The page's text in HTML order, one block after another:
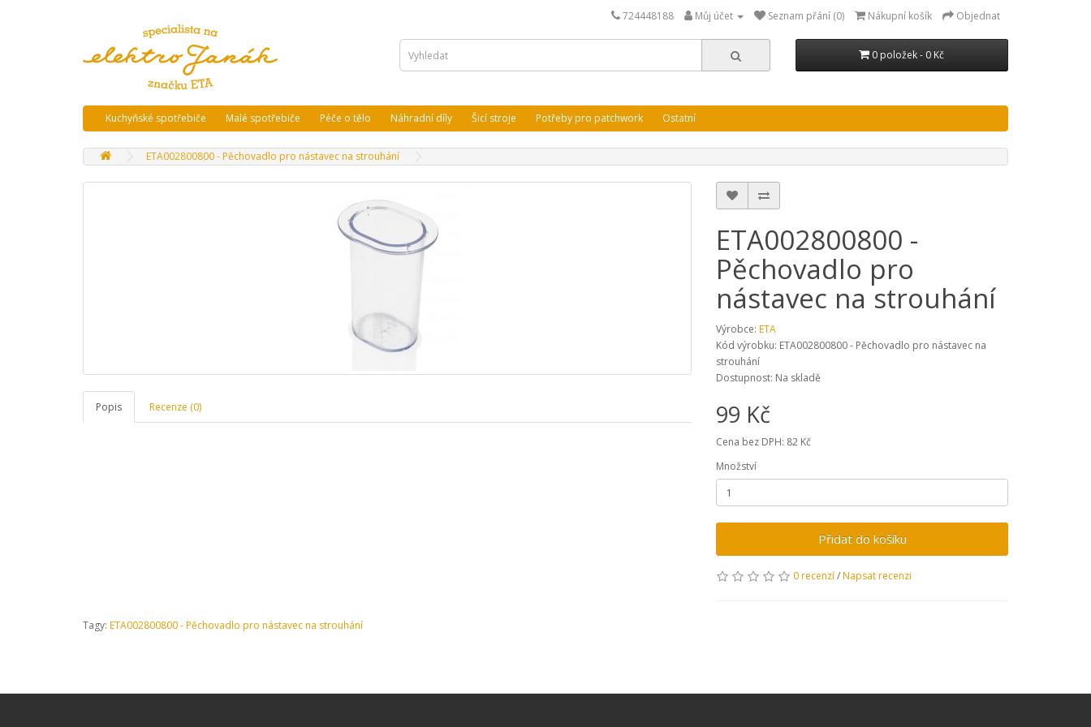
724448188 Můj účet Seznam přání (0) Nákupní košík Objednat
0 položek - 0 Kč
Kuchyňské spotřebiče Malé spotřebiče Péče o tělo Náhradní díly Šicí stroje Potřeby pro patchwork Ostatní
ETA002800800 - Pěchovadlo pro nástavec na strouhání
Popis Recenze (0)
ETA002800800 -
Pěchovadlo pro
nástavec na strouhání
Výrobce: ETA
Kód výrobku: ETA002800800 - Pěchovadlo pro nástavec na
strouhání
Dostupnost: Na skladě
99 Kč
Cena bez DPH: 82 Kč
Množství
Přidat do košíku
0 recenzí/Napsat recenzi
Tagy: ETA002800800 - Pěchovadlo pro nástavec na strouhání